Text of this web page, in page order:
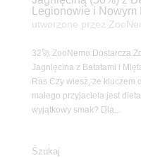
Legionowie i
utworzone przez
32🚀 ZooNemo Dostarcza
Jagnięcina z Batatami i
Ras Czy wiesz, że kluczem
małego przyjaciela jest
wyjątkowy smak? Dla...
Szukaj